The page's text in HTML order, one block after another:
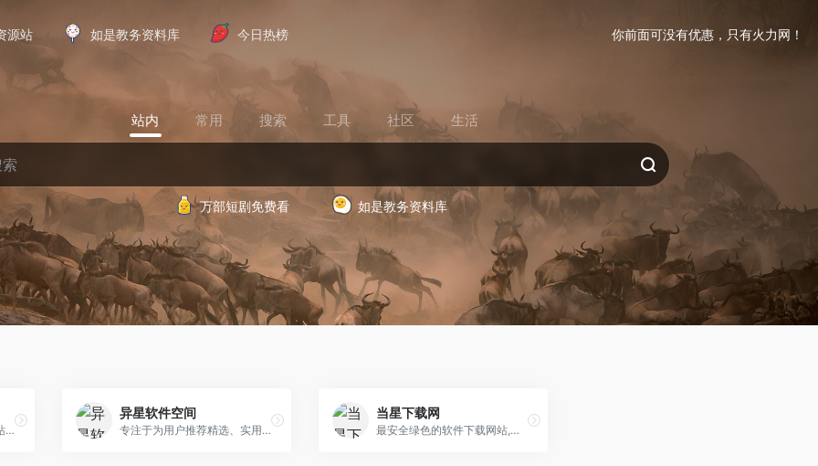
源站 如是教务资料库 今日热榜 你前面可没有优惠，只有火力网！
站内 常用 搜索 工具 社区 生活
万部短剧免费看 如是教务资料库
一个集合专业软件的导航网站，免费下载供学习使用。
异星软件空间
专注于为用户推荐精选、实用的软件及资源。
当星下载网
最安全绿色的软件下载网站,无病毒,无插件,无恶意代码。致力于打造一个大众满意的资源下载站点。